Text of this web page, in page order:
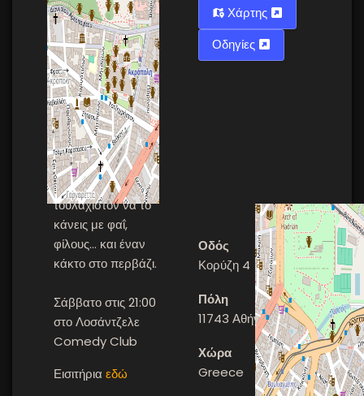
παρατηρήσεων,
προσωπικών
διλημμάτων,
εσωτερικής
αναζήτησης και
σαρκαστικής
κωμωδίας — όπως
λέει κι ο ίδιος, αν
πρέπει να
μεγαλώσεις,
τουλάχιστον να το
κάνεις με φαΐ,
φίλους… και έναν
κάκτο στο περβάζι.
Σάββατο στις 21:00
στο Λοσάντζελε
Comedy Club
Εισιτήρια εδώ
Χάρτης
Οδηγίες
Οδός
Κορύζη 4
Πόλη
11743 Αθήνα
Χώρα
Greece